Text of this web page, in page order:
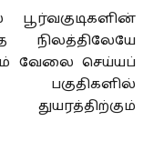
நிலத்திலேயே
வேலை செய்யப்
பகுதிகளில்